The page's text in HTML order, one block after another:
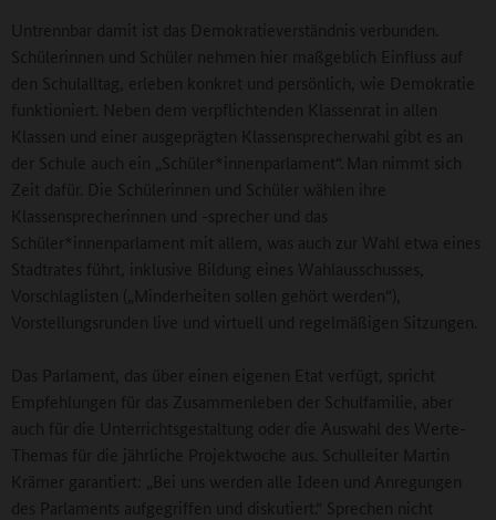
Untrennbar damit ist das Demokratieverständnis verbunden.
Schülerinnen und Schüler nehmen hier maßgeblich Einfluss auf
den Schulalltag, erleben konkret und persönlich, wie Demokratie
funktioniert. Neben dem verpflichtenden Klassenrat in allen
Klassen und einer ausgeprägten Klassensprecherwahl gibt es an
der Schule auch ein „Schüler*innenparlament“. Man nimmt sich
Zeit dafür. Die Schülerinnen und Schüler wählen ihre
Klassensprecherinnen und -sprecher und das
Schüler*innenparlament mit allem, was auch zur Wahl etwa eines
Stadtrates führt, inklusive Bildung eines Wahlausschusses,
Vorschlaglisten („Minderheiten sollen gehört werden“),
Vorstellungsrunden live und virtuell und regelmäßigen Sitzungen.
Das Parlament, das über einen eigenen Etat verfügt, spricht
Empfehlungen für das Zusammenleben der Schulfamilie, aber
auch für die Unterrichtsgestaltung oder die Auswahl des Werte-
Themas für die jährliche Projektwoche aus. Schulleiter Martin
Krämer garantiert: „Bei uns werden alle Ideen und Anregungen
des Parlaments aufgegriffen und diskutiert.“ Sprechen nicht